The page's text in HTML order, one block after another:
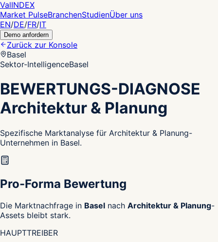
ValINDEX
Market PulseBranchenStudienÜber uns
EN/DE/FR/IT
Demo anfordern
Zurück zur Konsole
Basel
Sektor-IntelligenceBasel
BEWERTUNGS-DIAGNOSE
Architektur & Planung
Spezifische Marktanalyse für Architektur & Planung-
Unternehmen in Basel.
Pro-Forma Bewertung
Die Marktnachfrage in Basel nach Architektur & Planung-
Assets bleibt stark.
HAUPTTREIBER